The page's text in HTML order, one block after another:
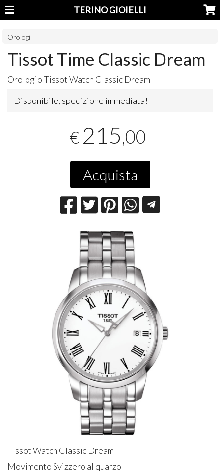
TERINO GIOIELLI
Orologi
Tissot Time Classic Dream
Orologio Tissot Watch Classic Dream
Disponibile, spedizione immediata!
€ 215,00
Acquista
Tissot Watch Classic Dream
Movimento Svizzero al quarzo